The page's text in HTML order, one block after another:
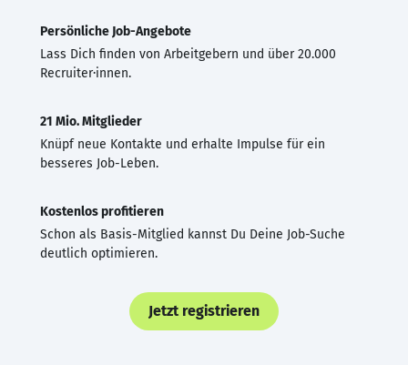
Persönliche Job-Angebote
Lass Dich finden von Arbeitgebern und über 20.000
Recruiter·innen.
21 Mio. Mitglieder
Knüpf neue Kontakte und erhalte Impulse für ein
besseres Job-Leben.
Kostenlos profitieren
Schon als Basis-Mitglied kannst Du Deine Job-Suche
deutlich optimieren.
Jetzt registrieren